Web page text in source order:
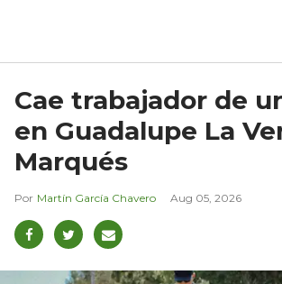
Cae trabajador de
en Guadalupe La
Marqués
Martín García Chavero Aug 05, 2026